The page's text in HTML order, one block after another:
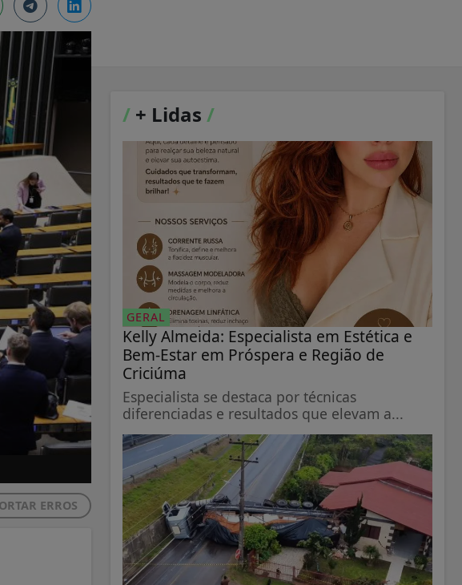
ERROS
/+ Lidas /
GERAL
Kelly Almeida: Especialista em Estética e
Bem-Estar em Próspera e Região de
Criciúma
Especialista se destaca por técnicas
diferenciadas e resultados que elevam a...